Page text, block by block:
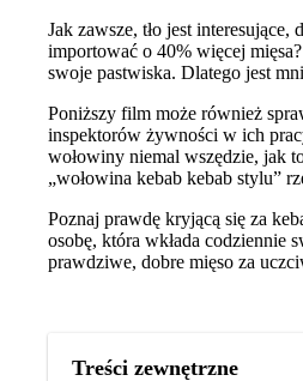
Jak zawsze, tło jest
importować o 40% więcej
swoje pastwiska. Dlatego jest
Poniższy film może również
inspektorów żywności w ich
wołowiny niemal wszędzie, jak
„wołowina kebab kebab stylu”
Poznaj prawdę kryjącą się za
osobę, która wkłada codziennie
prawdziwe, dobre mięso za
Treści zewnętrzne